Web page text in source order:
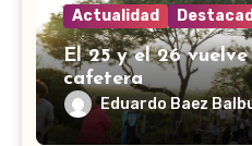
Actualidad
El 25 y el 26
cafetera
Eduardo Baez